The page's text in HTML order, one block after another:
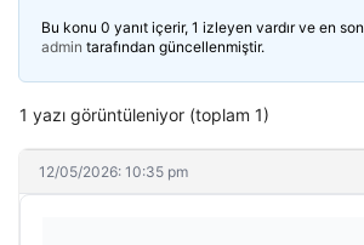
Bu konu 0 yanıt içerir, 1 izleyen vardır ve en son
admin tarafından güncellenmiştir.
1 yazı görüntüleniyor (toplam 1)
12/05/2026: 10:35 pm